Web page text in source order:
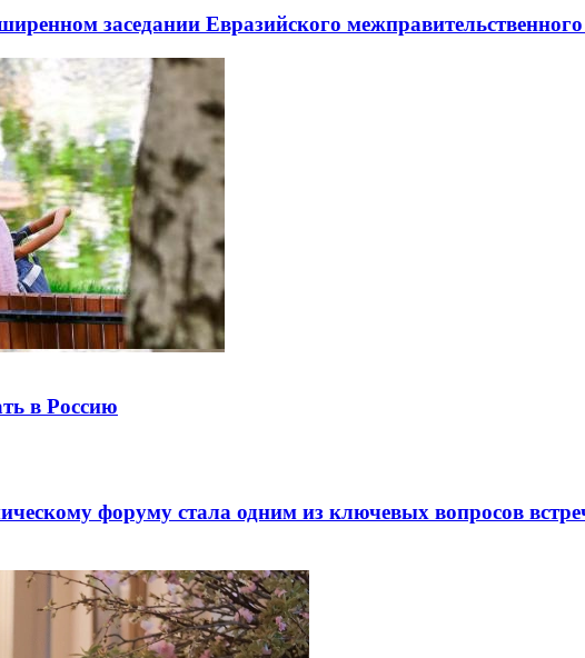
заседании Евразийского
в Россию
форуму стала одним из ключевых вопросов